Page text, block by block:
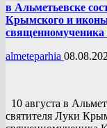
в Альметьевске
Крымского и
almeteparhia
10 августа в
святителя Луки